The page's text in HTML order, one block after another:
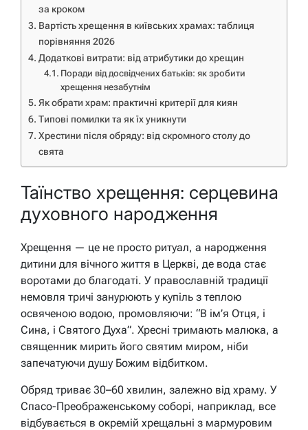
за кроком
Вартість хрещення в київських храмах: таблиця
порівняння 2026
Додаткові витрати: від атрибутики до хрещин
Поради від досвідчених батьків: як зробити
хрещення незабутнім
Як обрати храм: практичні критерії для киян
Типові помилки та як їх уникнути
Хрестини після обряду: від скромного столу до
свята
Таїнство хрещення: серцевина
духовного народження
Хрещення — це не просто ритуал, а народження
дитини для вічного життя в Церкві, де вода стає
воротами до благодаті. У православній традиції
немовля тричі занурюють у купіль з теплою
освяченою водою, промовляючи: “В ім’я Отця, і
Сина, і Святого Духа”. Хресні тримають малюка, а
священник мирить його святим миром, ніби
запечатуючи душу Божим відбитком.
Обряд триває 30–60 хвилин, залежно від храму. У
Спасо-Преображенському соборі, наприклад, все
відбувається в окремій хрещальні з мармуровим